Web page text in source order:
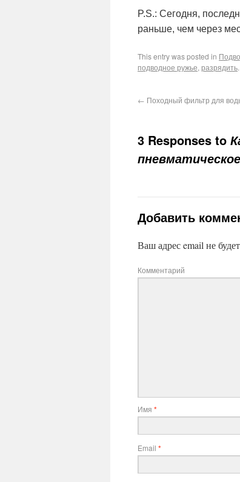
P.S.: Сегодня,
раньше, чем через
This entry was posted in
подводное ружье, разрядить
← Походный фильтр для
3 Responses to
Добавить
Ваш адрес email не
Комментарий
Имя *
Email *